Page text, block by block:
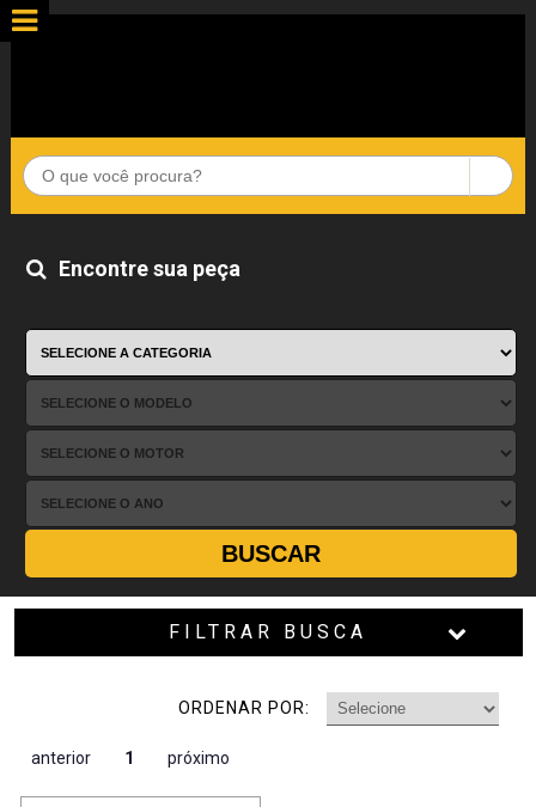
Encontre sua peça
BUSCAR
FILTRAR BUSCA
ORDENAR POR:
anterior 1 próximo